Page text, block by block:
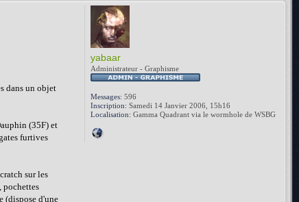
dans un objet
(35F) et
furtives
sur les
pochettes
(dispose d'une
yabaar
Administrateur - Graphisme
Messages: 596
Inscription: Samedi 14 Janvier 2006, 15h16
Localisation: Gamma Quadrant via le wormhole de WSBG